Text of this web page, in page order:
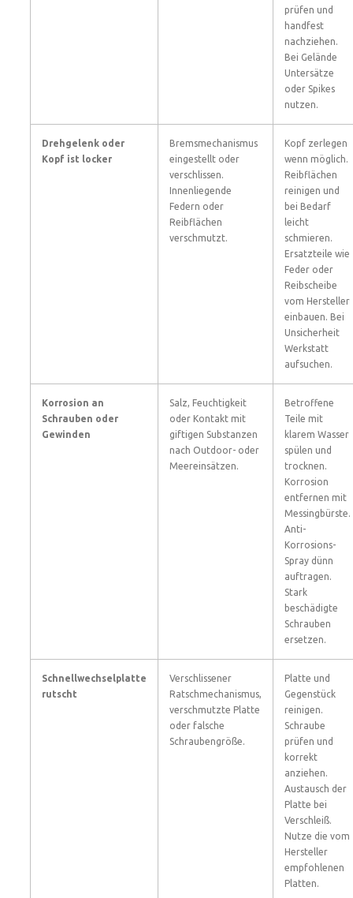
prüfen und
handfest
nachziehen.
Bei Gelände
Untersätze
oder Spikes
nutzen.
Drehgelenk oder
Kopf ist locker
Bremsmechanismus
eingestellt oder
verschlissen.
Innenliegende
Federn oder
Reibflächen
verschmutzt.
Kopf zerlegen
wenn möglich.
Reibflächen
reinigen und
bei Bedarf
leicht
schmieren.
Ersatzteile wie
Feder oder
Reibscheibe
vom Hersteller
einbauen. Bei
Unsicherheit
Werkstatt
aufsuchen.
Korrosion an
Schrauben oder
Gewinden
Salz, Feuchtigkeit
oder Kontakt mit
giftigen Substanzen
nach Outdoor- oder
Meereinsätzen.
Betroffene
Teile mit
klarem Wasser
spülen und
trocknen.
Korrosion
entfernen mit
Messingbürste.
Anti-
Korrosions-
Spray dünn
auftragen.
Stark
beschädigte
Schrauben
ersetzen.
Schnellwechselplatte
rutscht
Verschlissener
Ratschmechanismus,
verschmutzte Platte
oder falsche
Schraubengröße.
Platte und
Gegenstück
reinigen.
Schraube
prüfen und
korrekt
anziehen.
Austausch der
Platte bei
Verschleiß.
Nutze die vom
Hersteller
empfohlenen
Platten.